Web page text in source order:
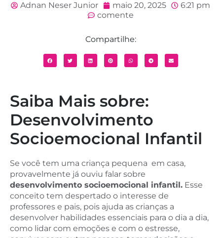
Adnan Neser Junior maio 20, 2025
6:21 pm
comente
Compartilhe:
Saiba Mais sobre:
Desenvolvimento
Socioemocional Infantil
Se você tem uma criança pequena em casa,
provavelmente já ouviu falar sobre
desenvolvimento socioemocional infantil. Esse
conceito tem despertado o interesse de
professores e pais, pois ajuda as crianças a
desenvolver habilidades essenciais para o dia a dia,
como lidar com emoções e com o estresse,